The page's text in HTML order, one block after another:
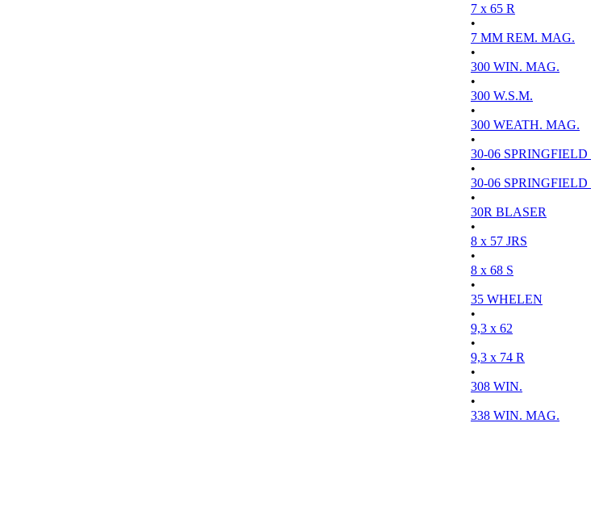
7 x 65 R
•
7 MM REM. MAG.
•
300 WIN. MAG.
•
300 W.S.M.
•
300 WEATH. MAG.
•
30-06 SPRINGFIELD
•
30-06 SPRINGFIELD
•
30R BLASER
•
8 x 57 JRS
•
8 x 68 S
•
35 WHELEN
•
9,3 x 62
•
9,3 x 74 R
•
308 WIN.
•
338 WIN. MAG.